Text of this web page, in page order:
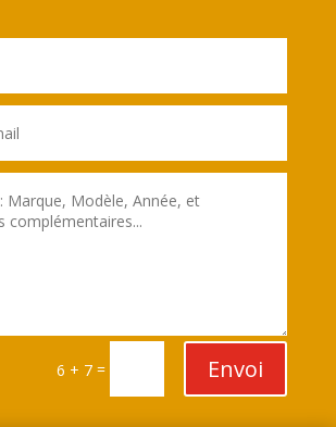
6 + 7 = Envoi